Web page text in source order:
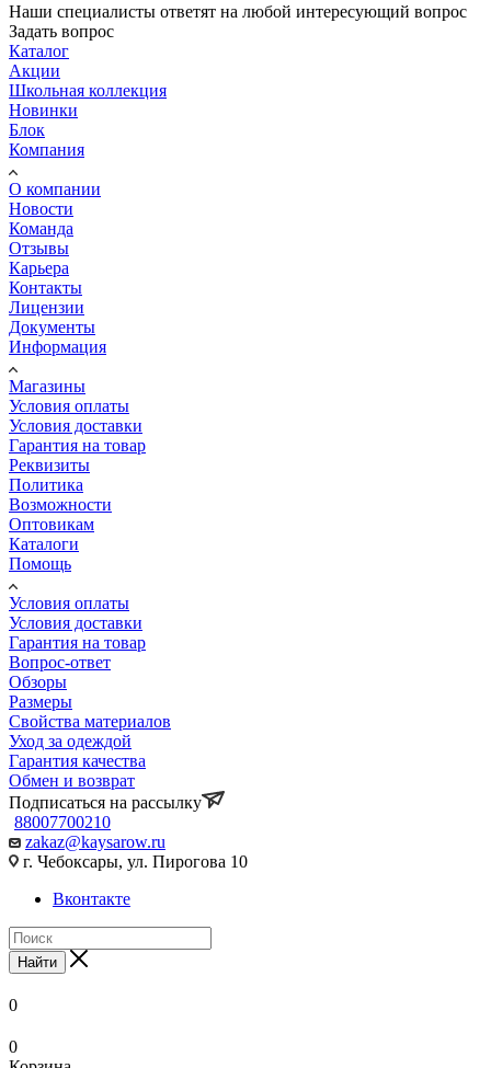
Наши специалисты ответят на любой интересующий вопрос
Задать вопрос
Каталог
Акции
Школьная коллекция
Новинки
Блок
Компания
О компании
Новости
Команда
Отзывы
Карьера
Контакты
Лицензии
Документы
Информация
Магазины
Условия оплаты
Условия доставки
Гарантия на товар
Реквизиты
Политика
Возможности
Оптовикам
Каталоги
Помощь
Условия оплаты
Условия доставки
Гарантия на товар
Вопрос-ответ
Обзоры
Размеры
Свойства материалов
Уход за одеждой
Гарантия качества
Обмен и возврат
Подписаться на рассылку
88007700210
zakaz@kaysarow.ru
г. Чебоксары, ул. Пирогова 10
Вконтакте
Найти
0
0